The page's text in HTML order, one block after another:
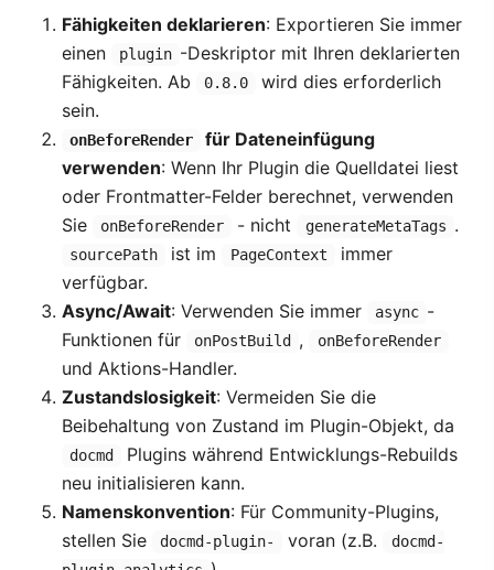
Fähigkeiten deklarieren: Exportieren Sie immer
einen
plugin -Deskriptor mit Ihren deklarierten
Fähigkeiten. Ab
0.8.0
wird dies erforderlich
sein.
onBeforeRender
für Dateneinfügung
verwenden: Wenn Ihr Plugin die Quelldatei liest
oder Frontmatter-Felder berechnet, verwenden
Sie
onBeforeRender - nicht generateMetaTags .
sourcePath ist im PageContext
immer
verfügbar.
Async/Await: Verwenden Sie immer async -
Funktionen für
onPostBuild , onBeforeRender
und Aktions-Handler.
Zustandslosigkeit: Vermeiden Sie die
Beibehaltung von Zustand im Plugin-Objekt, da
docmd
Plugins während Entwicklungs-Rebuilds
neu initialisieren kann.
Namenskonvention: Für Community-Plugins,
stellen Sie
docmd-plugin- voran (z.B.
docmd-